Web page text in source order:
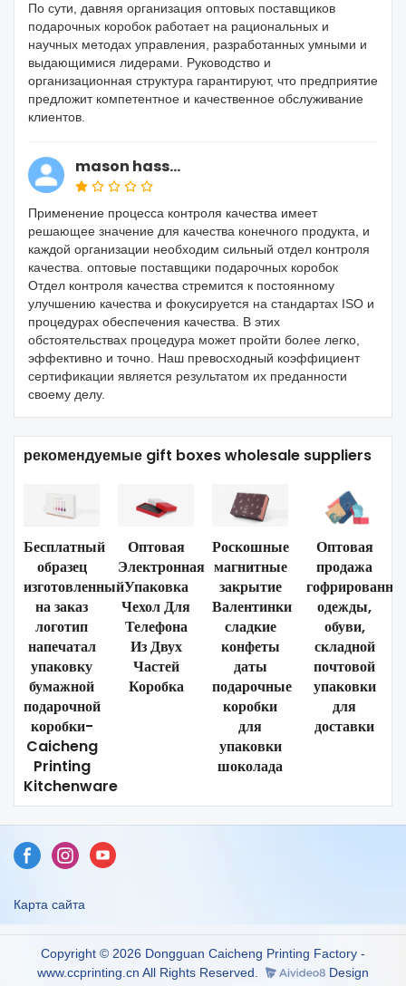
По сути, давняя организация оптовых поставщиков
подарочных коробок работает на рациональных и
научных методах управления, разработанных умными и
выдающимися лидерами. Руководство и
организационная структура гарантируют, что предприятие
предложит компетентное и качественное обслуживание
клиентов.
mason hass...
Применение процесса контроля качества имеет
решающее значение для качества конечного продукта, и
каждой организации необходим сильный отдел контроля
качества. оптовые поставщики подарочных коробок
Отдел контроля качества стремится к постоянному
улучшению качества и фокусируется на стандартах ISO и
процедурах обеспечения качества. В этих
обстоятельствах процедура может пройти более легко,
эффективно и точно. Наш превосходный коэффициент
сертификации является результатом их преданности
своему делу.
рекомендуемые gift boxes wholesale suppliers
Бесплатный
образец
изготовленный
на заказ
логотип
напечатал
упаковку
бумажной
подарочной
коробки-
Caicheng
Printing
Kitchenware
Оптовая
Электронная
Упаковка
Чехол Для
Телефона
Из Двух
Частей
Коробка
Роскошные
магнитные
закрытие
Валентинки
сладкие
конфеты
даты
подарочные
коробки
для
упаковки
шоколада
Оптовая
продажа
одежды,
обуви,
складной
почтовой
упаковки
для
доставки
Карта сайта
Copyright © 2026 Dongguan Caicheng Printing Factory -
www.ccprinting.cn All Rights Reserved.
Design